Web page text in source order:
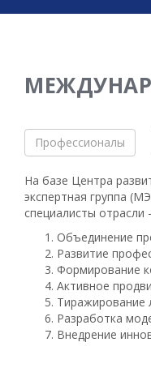
Профессионалы
На базе Центра
экспертная группа
специалисты
Объединение
Развитие
Формирование
Активное
Тиражирование
Разработка
Внедрение